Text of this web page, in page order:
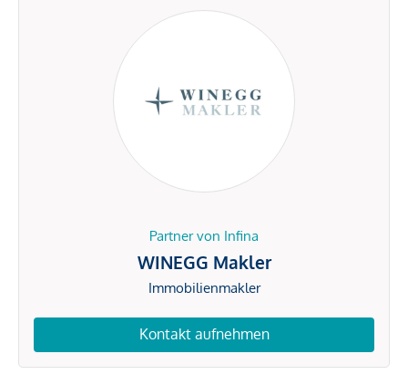
Partner von Infina
WINEGG Makler
Immobilienmakler
Kontakt aufnehmen